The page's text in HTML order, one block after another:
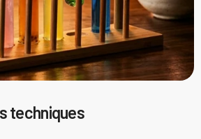
techniques